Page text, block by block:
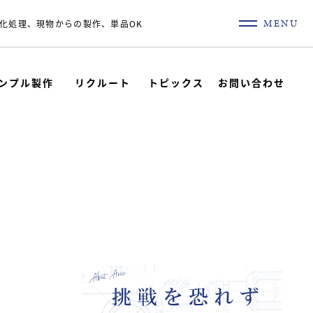
処理、現物からの製作、単品OK MENU
プル製作 リクルート トピックス お問い合わせ